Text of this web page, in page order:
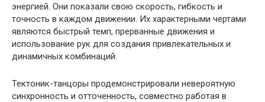
энергией. Они показали свою скорость, гибкость и
точность в каждом движении. Их характерными чертами
являются быстрый темп, прерванные движения и
использование рук для создания привлекательных и
динамичных комбинаций.
Тектоник-танцоры продемонстрировали невероятную
синхронность и отточенность, совместно работая в